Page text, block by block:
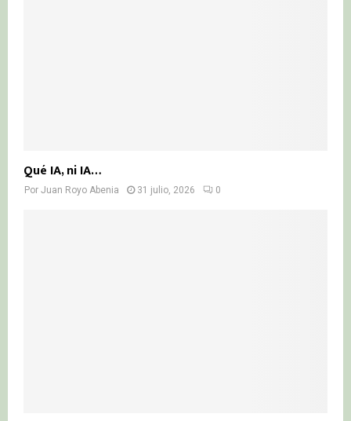
Qué IA, ni IA…
Por Juan Royo Abenia 31 julio, 2026 0